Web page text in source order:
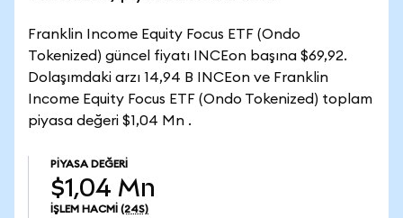
Franklin Income Equity Focus ETF (Ondo
Tokenized) güncel fiyatı INCEon başına $69,92.
Dolaşımdaki arzı 14,94 B INCEon ve Franklin
Income Equity Focus ETF (Ondo Tokenized) toplam
piyasa değeri $1,04 Mn .
PIYASA DEĞERI
$1,04 Mn
İŞLEM HACMI (24S)